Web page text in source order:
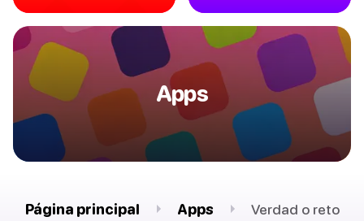
Apps
Página principal Apps Verdad o reto